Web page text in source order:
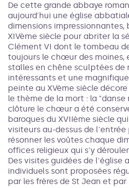
De cette grande abbaye
aujourd'hui une église
dimensions impressionnantes,
XIVème siècle pour abriter la
Clément VI dont le tombeau
toujours le chœur des moines,
stalles en chêne sculptées de
intéressants et une
peinte au XVème siècle
le thème de la mort : la "danse
clôture le chœur a été
baroques du XVIIème siècle
visiteurs au-dessus de
résonner les voûtes chaque
offices religieux qui s'y
Des visites guidées de l'église
individuels sont proposées
par les frères de St Jean et par